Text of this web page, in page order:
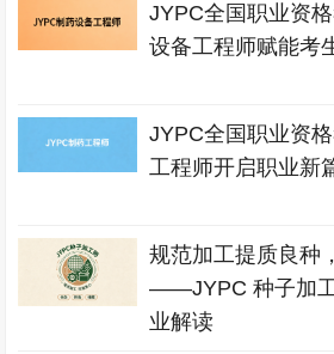
JYPC全国职业资
设备工程师赋能考
JYPC全国职业资
工程师开启职业新
规范加工提质良种
——JYPC 种子加
业解读